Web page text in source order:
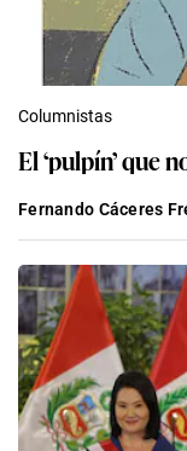
Columnistas
El ‘pulpín’ que
Fernando Cáceres